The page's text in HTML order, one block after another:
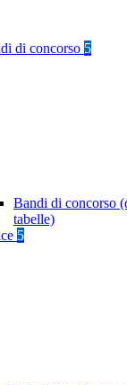
di concorso 5
Bandi di concorso
tabelle)
5